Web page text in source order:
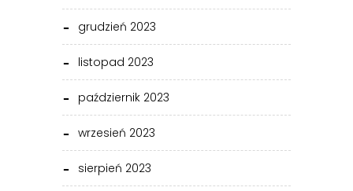
grudzień 2023
listopad 2023
październik 2023
wrzesień 2023
sierpień 2023